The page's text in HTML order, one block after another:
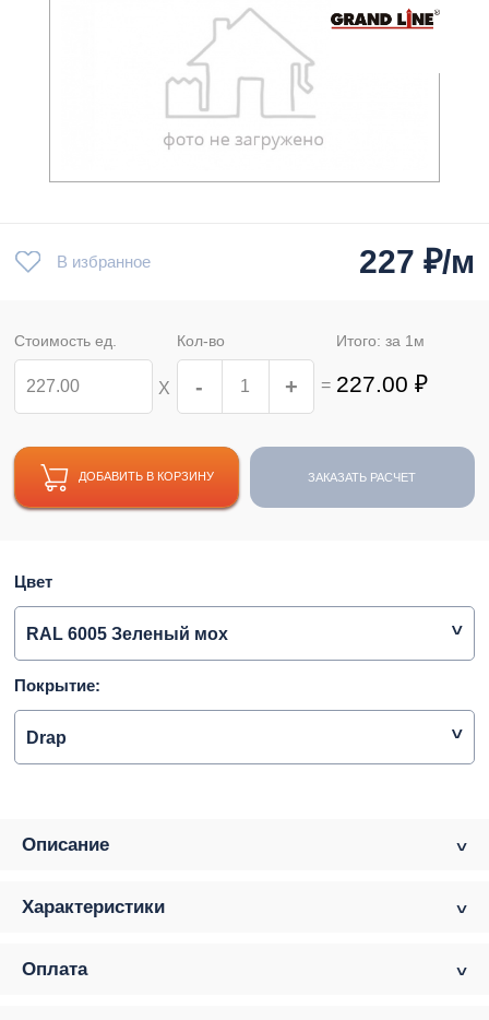
В избранное 227 ₽/м
Стоимость ед.
Х
Кол-во
- + =
Итого: за 1 м
227.00 ₽
ДОБАВИТЬ В КОРЗИНУ ЗАКАЗАТЬ РАСЧЕТ
Цвет
RAL 6005 Зеленый мох
Покрытие:
Drap
Описание
Характеристики
Оплата